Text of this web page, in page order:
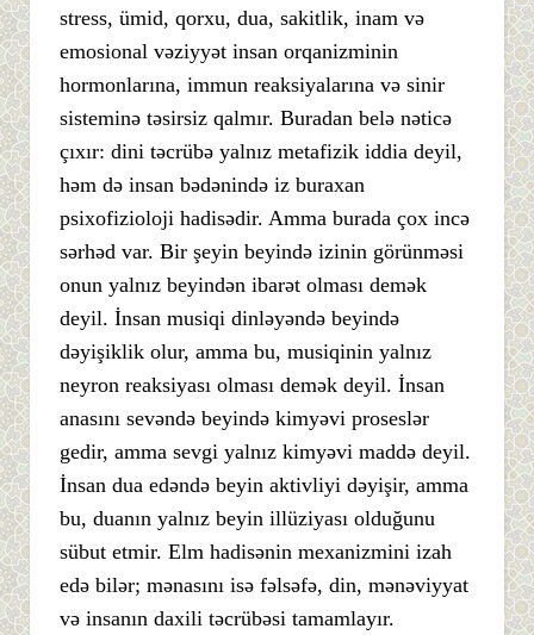
stress, ümid, qorxu, dua, sakitlik, inam və
emosional vəziyyət insan orqanizminin
hormonlarına, immun reaksiyalarına və sinir
sisteminə təsirsiz qalmır. Buradan belə nəticə
çıxır: dini təcrübə yalnız metafizik iddia deyil,
həm də insan bədənində iz buraxan
psixofizioloji hadisədir. Amma burada çox incə
sərhəd var. Bir şeyin beyində izinin görünməsi
onun yalnız beyindən ibarət olması demək
deyil. İnsan musiqi dinləyəndə beyində
dəyişiklik olur, amma bu, musiqinin yalnız
neyron reaksiyası olması demək deyil. İnsan
anasını sevəndə beyində kimyəvi proseslər
gedir, amma sevgi yalnız kimyəvi maddə deyil.
İnsan dua edəndə beyin aktivliyi dəyişir, amma
bu, duanın yalnız beyin illüziyası olduğunu
sübut etmir. Elm hadisənin mexanizmini izah
edə bilər; mənasını isə fəlsəfə, din, mənəviyyat
və insanın daxili təcrübəsi tamamlayır.